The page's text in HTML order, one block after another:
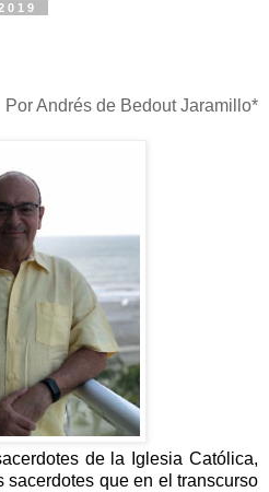
Por Andrés de Bedout Jaramillo*
de la Iglesia Católica,
que en el transcurso